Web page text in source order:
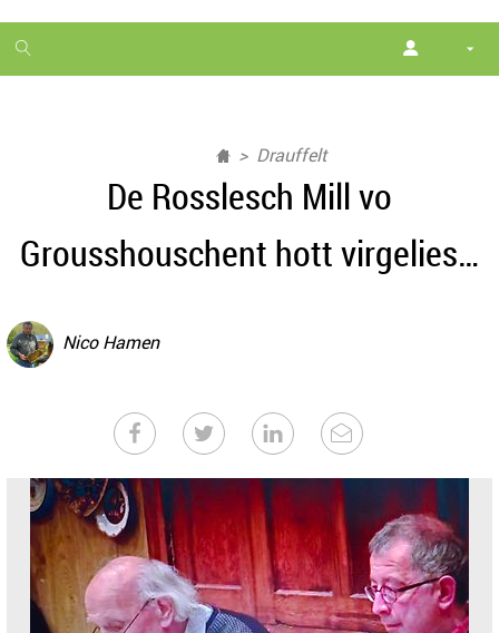
1
month
Drauffelt
De Rosslesch Mill vo
Grousshouschent hott virgelies…
Nico Hamen